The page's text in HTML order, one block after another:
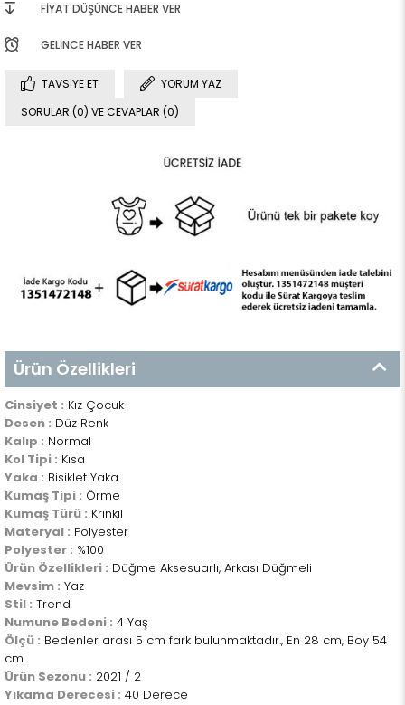
FIYAT DÜŞÜNCE HABER VER
GELINCE HABER VER
TAVSIYE ET
YORUM YAZ
SORULAR (0) VE CEVAPLAR (0)
Ürün Özellikleri
Cinsiyet : Kız Çocuk
Desen : Düz Renk
Kalıp : Normal
Kol Tipi : Kısa
Yaka : Bisiklet Yaka
Kumaş Tipi : Örme
Kumaş Türü : Krinkıl
Materyal : Polyester
Polyester : %100
Ürün Özellikleri : Düğme Aksesuarlı, Arkası Düğmeli
Mevsim : Yaz
Stil : Trend
Numune Bedeni : 4 Yaş
Ölçü : Bedenler arası 5 cm fark bulunmaktadır., En 28 cm, Boy 54
cm
Ürün Sezonu : 2021 / 2
Yıkama Derecesi : 40 Derece